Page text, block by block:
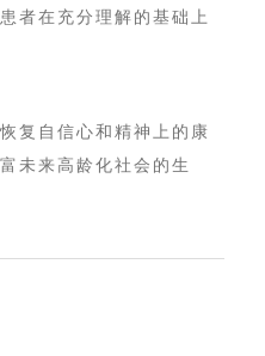
者在充分理解的基础上
复⾃信⼼和精神上的康
未来⾼龄化社会的⽣